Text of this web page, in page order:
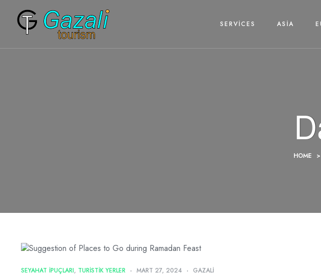
SERVICES ASIA
HOME >
SEYAHAT IPUÇLARI, TURISTIK YERLER MART 27, 2024 GAZALI